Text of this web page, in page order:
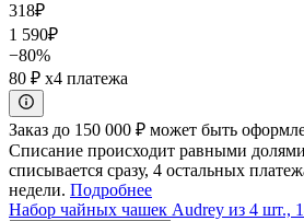
318₽
1 590₽
−80%
80 ₽ x4 платежа
Заказ до 150 000 ₽ может быть
Списание происходит равными
списывается сразу, 4 остальных
недели. Подробнее
Набор чайных чашек Audrey из 4 шт.,